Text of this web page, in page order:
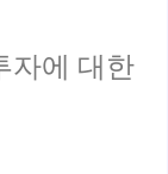
자에 대한